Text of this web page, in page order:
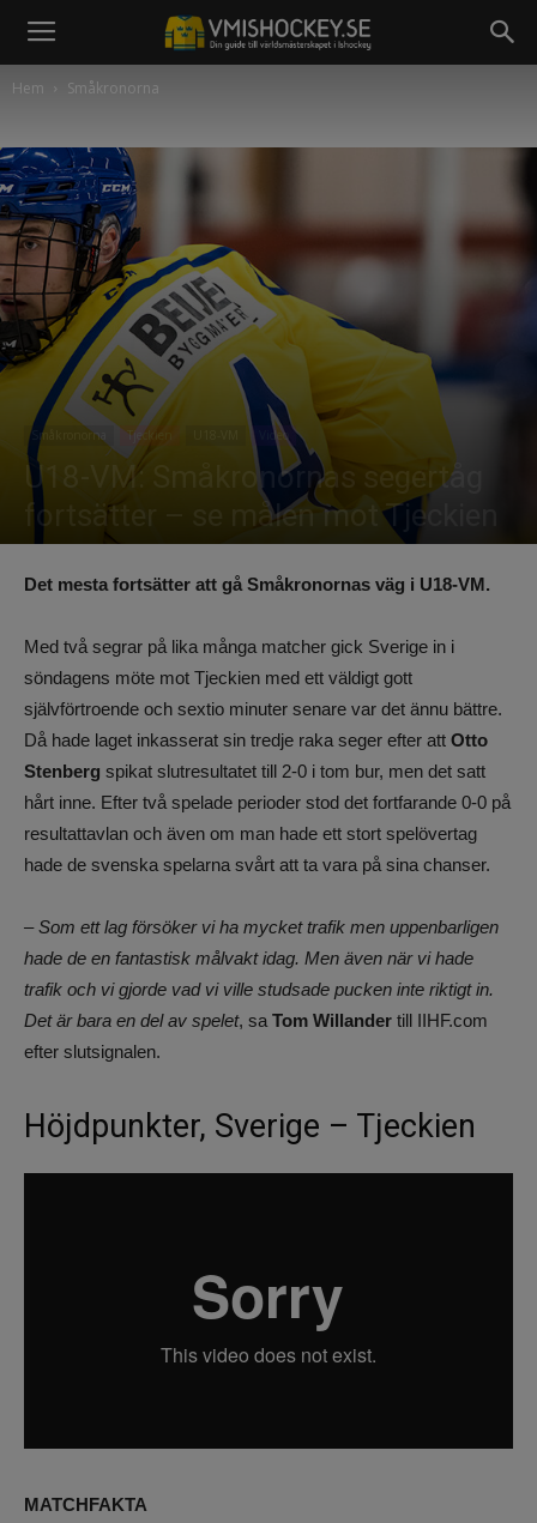
Hem Småkronorna
Småkronorna Tjeckien Video
U18-VM: Småkronornas segertåg
fortsätter – se målen mot Tjeckien
Det mesta fortsätter att gå Småkronornas väg i U18-VM.
Med två segrar på lika många matcher gick Sverige in i
söndagens möte mot Tjeckien med ett väldigt gott
självförtroende och sextio minuter senare var det ännu bättre.
Då hade laget inkasserat sin tredje raka seger efter att Otto
Stenberg spikat slutresultatet till 2-0 i tom bur, men det satt
hårt inne. Efter två spelade perioder stod det fortfarande 0-0 på
resultattavlan och även om man hade ett stort spelövertag
hade de svenska spelarna svårt att ta vara på sina chanser.
– Som ett lag försöker vi ha mycket trafik men uppenbarligen
hade de en fantastisk målvakt idag. Men även när vi hade
trafik och vi gjorde vad vi ville studsade pucken inte riktigt in.
Det är bara en del av spelet, sa Tom Willander till IIHF.com
efter slutsignalen.
Höjdpunkter, Sverige – Tjeckien
MATCHFAKTA